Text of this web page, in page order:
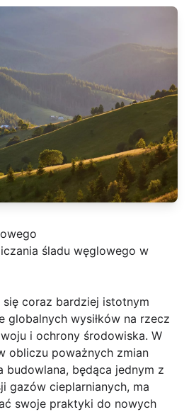
śladu węglowego w
coraz bardziej istotnym
globalnych wysiłków na rzecz
i ochrony środowiska. W
obliczu poważnych zmian
budowlana, będąca jednym z
gazów cieplarnianych, ma
swoje praktyki do nowych